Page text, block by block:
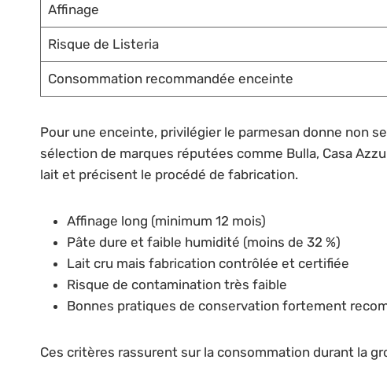
Affinage
Risque de Listeria
Consommation recommandée enceinte
Pour une enceinte, privilégier le parmesan donne non
sélection de marques réputées comme Bulla, Casa
lait et précisent le procédé de fabrication.
Affinage long (minimum 12 mois)
Pâte dure et faible humidité (moins de 32 %)
Lait cru mais fabrication contrôlée et certifiée
Risque de contamination très faible
Bonnes pratiques de conservation fortement
Ces critères rassurent sur la consommation durant la